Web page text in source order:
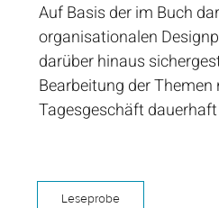
Auf Basis der im Buch
organisationalen
darüber hinaus
Bearbeitung der Themen
Tagesgeschäft
Leseprobe